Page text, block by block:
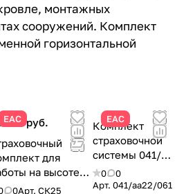
монтажных
сооружений. Комплект
горизонтальной
ЕАС
230 руб.
для
на высоте
|
0Арт.СК25
ЕАС
Комплект
страховочной
системы 041/
аа22/061 |
Vento
0
0
Арт. 041/аа22/061